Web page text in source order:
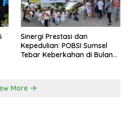
Sinergi Prestasi dan
Kepedulian: POBSI Sumsel
Tebar Keberkahan di Bulan
More